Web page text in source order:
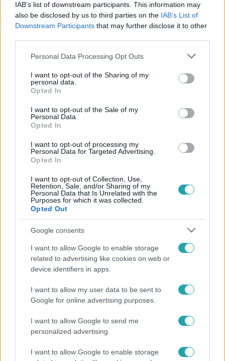
IAB’s list of downstream participants. This information may
also be disclosed by us to third parties on the IAB’s List of
Downstream Participants that may further disclose it to other
Please note that this website/app uses one or more Google
not limited to your visit or usage behaviour. You may click to
grant or deny consent to Google and its third-party tags to
use your data for below specified purposes in below Google
consent section.
Personal Data Processing Opt Outs
I want to opt-out of the Sharing of my
personal data.
Opted In
I want to opt-out of the Sale of my
Personal Data.
Opted In
I want to opt-out of processing my
Personal Data for Targeted Advertising.
Opted In
I want to opt-out of Collection, Use,
Retention, Sale, and/or Sharing of my
Personal Data that Is Unrelated with the
Purposes for which it was collected.
Opted Out
Google consents
I want to allow Google to enable storage
related to advertising like cookies on web or
device identifiers in apps.
I want to allow my user data to be sent to
Google for online advertising purposes.
I want to allow Google to send me
personalized advertising.
I want to allow Google to enable storage
Kövess minket, és értesülj a friss hírekről a
Facebookon is!
EURÓPA #KULTÚRA #ZENE
SLÁGERLISTA
NÉMETORSZÁG # EZT HALLGATJA EURÓPA
Népszerű